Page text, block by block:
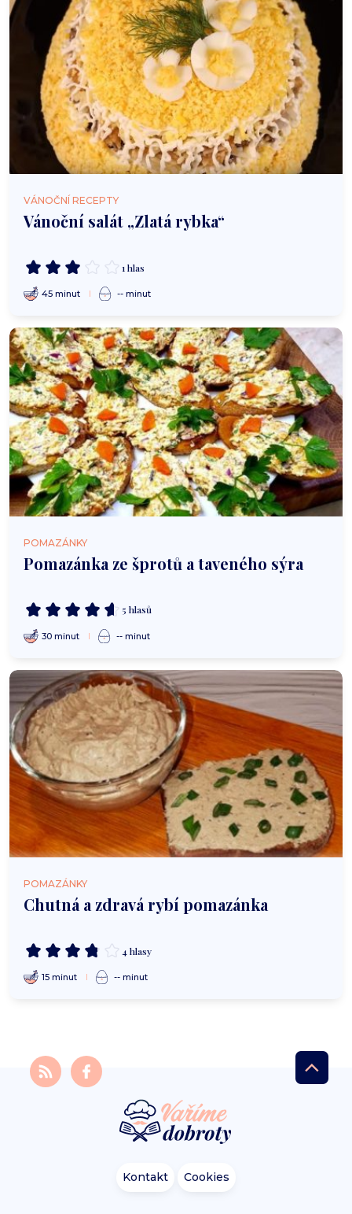
VÁNOČNÍ RECEPTY
Vánoční salát „Zlatá rybka“
1 hlas
45 minut -- minut
POMAZÁNKY
Pomazánka ze šprotů a taveného sýra
5 hlasů
30 minut -- minut
POMAZÁNKY
Chutná a zdravá rybí pomazánka
4 hlasy
15 minut -- minut
Kontakt Cookies